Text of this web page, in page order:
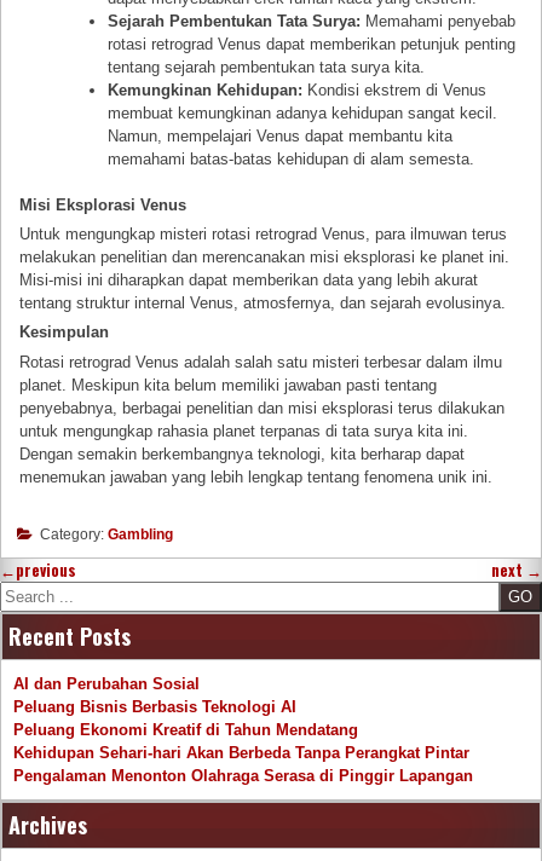
Sejarah Pembentukan Tata Surya: Memahami penyebab
rotasi retrograd Venus dapat memberikan petunjuk penting
tentang sejarah pembentukan tata surya kita.
Kemungkinan Kehidupan: Kondisi ekstrem di Venus
membuat kemungkinan adanya kehidupan sangat kecil.
Namun, mempelajari Venus dapat membantu kita
memahami batas-batas kehidupan di alam semesta.
Misi Eksplorasi Venus
Untuk mengungkap misteri rotasi retrograd Venus, para ilmuwan terus
melakukan penelitian dan merencanakan misi eksplorasi ke planet ini.
Misi-misi ini diharapkan dapat memberikan data yang lebih akurat
tentang struktur internal Venus, atmosfernya, dan sejarah evolusinya.
Kesimpulan
Rotasi retrograd Venus adalah salah satu misteri terbesar dalam ilmu
planet. Meskipun kita belum memiliki jawaban pasti tentang
penyebabnya, berbagai penelitian dan misi eksplorasi terus dilakukan
untuk mengungkap rahasia planet terpanas di tata surya kita ini.
Dengan semakin berkembangnya teknologi, kita berharap dapat
menemukan jawaban yang lebih lengkap tentang fenomena unik ini.
Category: Gambling
←previous next →
Search
Recent Posts
AI dan Perubahan Sosial
Peluang Bisnis Berbasis Teknologi AI
Peluang Ekonomi Kreatif di Tahun Mendatang
Kehidupan Sehari-hari Akan Berbeda Tanpa Perangkat Pintar
Pengalaman Menonton Olahraga Serasa di Pinggir Lapangan
Archives